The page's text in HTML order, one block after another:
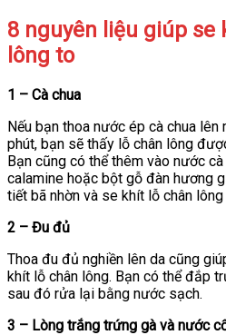
8 nguyên liệu giúp se
lông to
1 – Cà chua
Nếu bạn thoa nước ép cà chua
phút, bạn sẽ thấy lỗ chân lông
Bạn cũng có thể thêm vào nước
calamine hoặc bột gỗ đàn hương
tiết bã nhờn và se khít lỗ chân lông
2 – Đu đủ
Thoa đu đủ nghiền lên da cũng
khít lỗ chân lông. Bạn có thể đắp
sau đó rửa lại bằng nước sạch.
3 – Lòng trắng trứng gà và nước